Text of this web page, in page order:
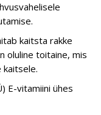
kaitsta rakke
oluline toitaine, mis
kaitsele.
E-vitamiini ühes